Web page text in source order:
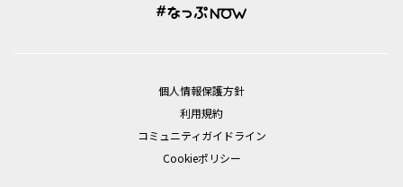
個⼈情報保護⽅針
利用規約
コミュニティガイドライン
Cookieポリシー